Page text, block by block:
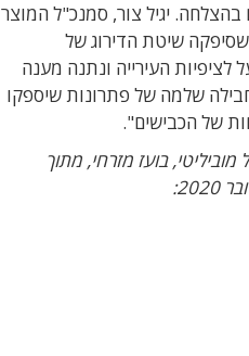
בהצלחה. יגיל צור, סמנכ"ל המוצר
שיטת הדירוג של
העירייה ונתנה מענה
שלמה של פתרונות שיספקו
של הכבישים".
מוביליטי, בועז מזרחי, מתוך